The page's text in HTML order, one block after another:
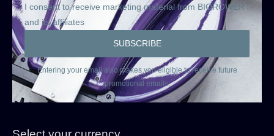
I consent to receive marketing material from BIOROWER
and its affiliates
Entering your email also makes you eligible to receive future
promotional emails.